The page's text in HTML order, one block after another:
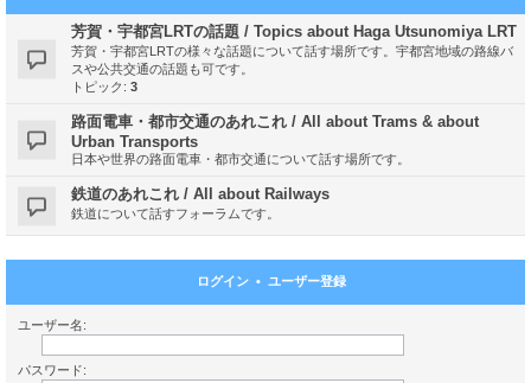
芳賀・宇都宮LRTの話題 / Topics about Haga Utsunomiya LRT
芳賀・宇都宮LRTの様々な話題について話す場所です。宇都宮地域の路線バ
スや公共交通の話題も可です。
トピック: 3
路面電車・都市交通のあれこれ / All about Trams & about
Urban Transports
日本や世界の路面電車・都市交通について話す場所です。
鉄道のあれこれ / All about Railways
鉄道について話すフォーラムです。
ログイン • ユーザー登録
ユーザー名:
パスワード: